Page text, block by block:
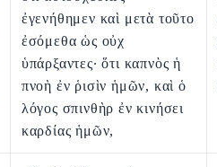
ἐγενήθημεν καὶ μετὰ τοῦτο
ἐσόμεθα ὡς οὐχ
ὑπάρξαντες· ὅτι καπνὸς ἡ
πνοὴ ἐν ῥισὶν ἡμῶν, καὶ ὁ
λόγος σπινθὴρ ἐν κινήσει
καρδίας ἡμῶν,